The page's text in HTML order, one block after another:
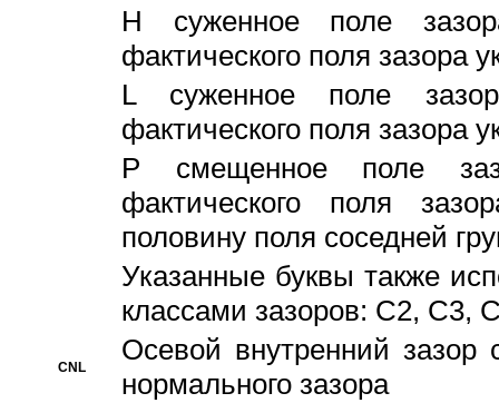
H суженное поле
фактического поля зазора
L суженное поле
фактического поля зазора
P смещенное поле
фактического поля
половину поля соседней
Указанные буквы также
классами зазоров: С2,
CNL
Осевой внутренний зазор
нормального зазора